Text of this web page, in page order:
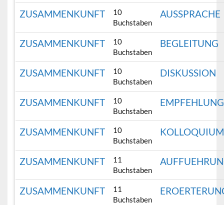
ZUSAMMENKUNFT
10
Buchstaben
AUSSPRACHE
ZUSAMMENKUNFT
10
Buchstaben
BEGLEITUNG
ZUSAMMENKUNFT
10
Buchstaben
DISKUSSION
ZUSAMMENKUNFT
10
Buchstaben
EMPFEHLUNG
ZUSAMMENKUNFT
10
Buchstaben
KOLLOQUIUM
ZUSAMMENKUNFT
11
Buchstaben
ZUSAMMENKUNFT
11
Buchstaben